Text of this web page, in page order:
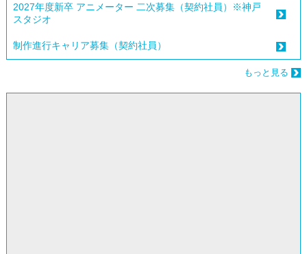
銀河特急 ミルキー☆サブウェイ
2027年度新卒 アニメーター 二次募集（契約社員）※神戸
スタジオ
制作進行キャリア募集（契約社員）
もっと見る